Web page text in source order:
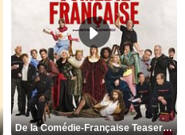
De la Comédie-Française Teaser VF